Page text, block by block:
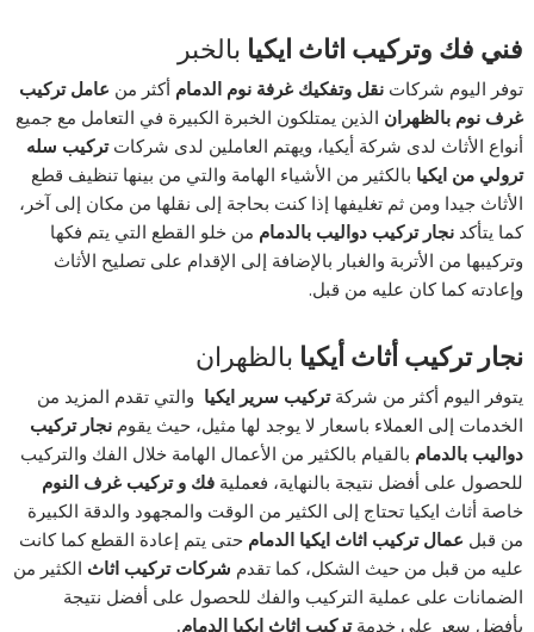
فني فك وتركيب اثاث ايكيا بالخبر
توفر اليوم شركاتنقل وتفكيك غرفة نوم الدمامأكثر من عامل تركيب
غرف نوم بالظهران الذين يمتلكون الخبرة الكبيرة في التعامل مع جميع
أنواع الأثاث لدى شركة أيكيا، ويهتم العاملين لدى شركاتتركيب سله
ترولي من ايكيا بالكثير من الأشياء الهامة والتي من بينها تنظيف قطع
الأثاث جيدا ومن ثم تغليفها إذا كنت بحاجة إلى نقلها من مكان إلى آخر،
كما يتأكدنجار تركيب دواليب بالدمام من خلو القطع التي يتم فكها
وتركيبها من الأتربة والغبار بالإضافة إلى الإقدام على تصليح الأثاث
وإعادته كما كان عليه من قبل.
نجار تركيب أثاث أيكيا بالظهران
يتوفر اليوم أكثر من شركةتركيب سرير ايكيا والتي تقدم المزيد من
الخدمات إلى العملاء باسعار لا يوجد لها مثيل، حيث يقومنجار تركيب
دواليب بالدمام بالقيام بالكثير من الأعمال الهامة خلال الفك والتركيب
للحصول على أفضل نتيجة بالنهاية، فعمليةفك و تركيب غرف النوم
خاصة أثاث ايكيا تحتاج إلى الكثير من الوقت والمجهود والدقة الكبيرة
من قبل عمال تركيب اثاث ايكيا الدمام حتى يتم إعادة القطع كما كانت
عليه من قبل من حيث الشكل، كما تقدم شركات تركيب اثاث الكثير من
الضمانات على عملية التركيب والفك للحصول على أفضل نتيجة
بأفضل سعر على خدمةتركيب اثاث ايكيا الدمام.